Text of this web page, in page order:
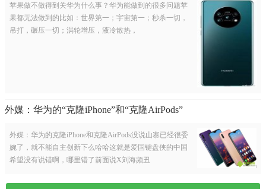
苹果做不做得到关华为什么事？华为能做到的很多问题苹
果都无法做到的比如：世界第一；宇宙第一；秒杀一切，
吊打，碾压一切；涡轮增压，液冷散热，
外媒：华为的“克隆iPhone”和“克隆AirPods”
外媒：华为的克隆iPhone和克隆AirPods没说山寨已经很委
婉了，就不能自主创新下么哈哈这就是爱国键盘侠的中国
希望没有说错啊，哪里错了前面说X刘海频丑